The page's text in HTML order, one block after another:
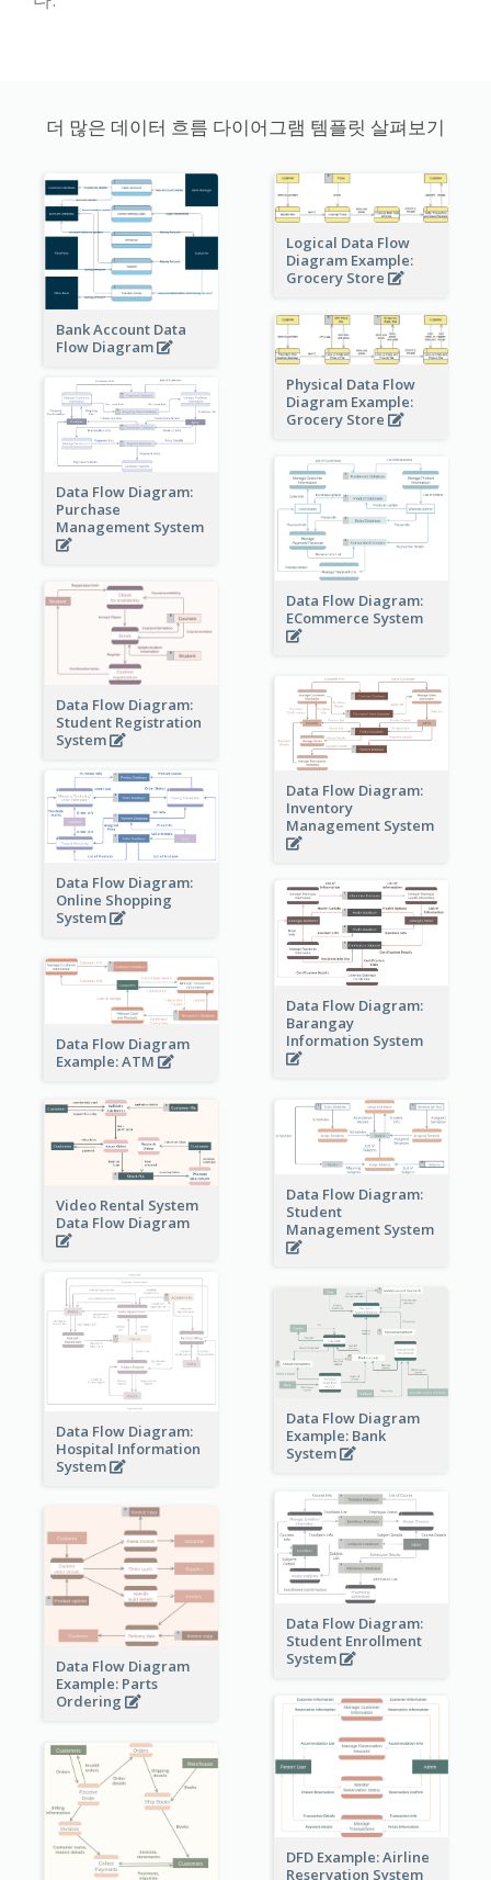
더 많은 데이터 흐름 다이어그램 템플릿 살펴보기
Bank Account Data
Flow Diagram
Logical Data Flow
Diagram Example:
Grocery Store
Physical Data Flow
Diagram Example:
Grocery Store
Data Flow Diagram:
Purchase
Management System
Data Flow Diagram:
ECommerce System
Data Flow Diagram:
Student Registration
System
Data Flow Diagram:
Inventory
Management System
Data Flow Diagram:
Online Shopping
System
Data Flow Diagram:
Barangay
Information System
Data Flow Diagram
Example: ATM
Video Rental System
Data Flow Diagram
Data Flow Diagram:
Student
Management System
Data Flow Diagram:
Hospital Information
System
Data Flow Diagram
Example: Bank
System
Data Flow Diagram:
Student Enrollment
System
Data Flow Diagram
Example: Parts
Ordering
DFD Example: Airline
Reservation System